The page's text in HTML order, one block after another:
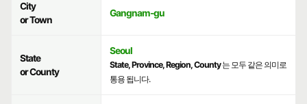
City
or Town
Gangnam-gu
State
or County
Seoul
State, Province, Region, County는 모두 같은 의미로
통용 됩니다.